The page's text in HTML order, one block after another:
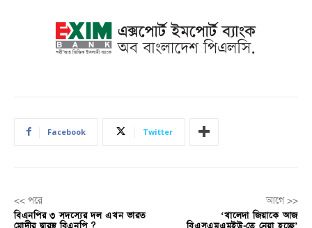
Facebook Twitter
<< পরে
বিএনপির ৩ সদস্যের দল এখন ভারত
মোদীর দ্বারস্থ বিএনপি ?
আগে >>
‘খালেদা জিয়াকে আজ
বিএসএমএমইউ-তে নেয়া হচ্ছে’